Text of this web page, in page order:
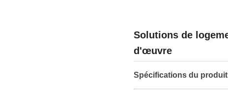
Solutions de
d'œuvre
Spécifications du produit